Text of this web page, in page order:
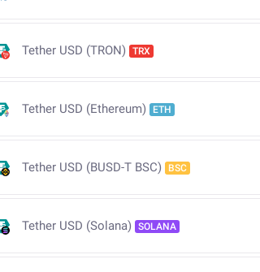
Tether USD (TRON) TRX
Tether USD (Ethereum) ETH
Tether USD (BUSD-T BSC) BSC
Tether USD (Solana) SOLANA